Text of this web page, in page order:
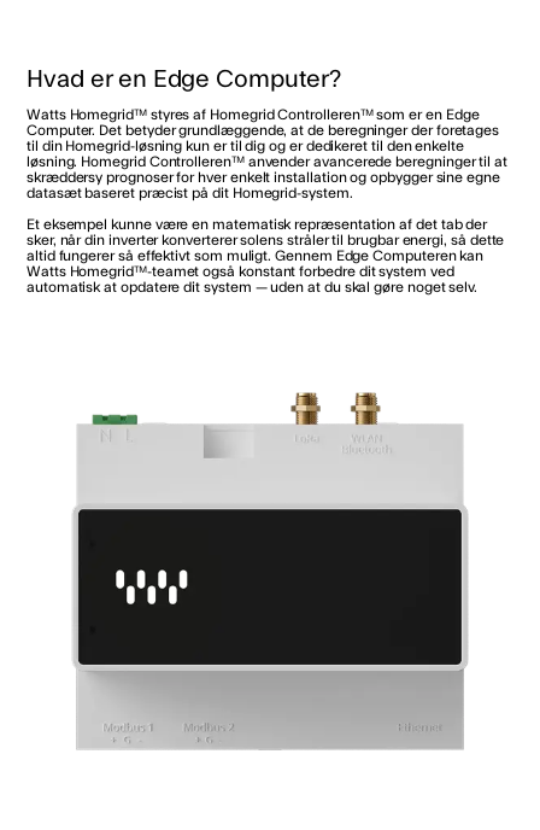
Hvad er en Edge Computer?
Watts Homegrid™ styres af Homegrid Controlleren™ som er en Edge
Computer. Det betyder grundlæggende, at de beregninger der foretages
til din Homegrid-løsning kun er til dig og er dedikeret til den enkelte
løsning. Homegrid Controlleren™ anvender avancerede beregninger til at
skræddersy prognoser for hver enkelt installation og opbygger sine egne
datasæt baseret præcist på dit Homegrid-system.
Et eksempel kunne være en matematisk repræsentation af det tab der
sker, når din inverter konverterer solens stråler til brugbar energi, så dette
altid fungerer så effektivt som muligt. Gennem Edge Computeren kan
Watts Homegrid™-teamet også konstant forbedre dit system ved
automatisk at opdatere dit system — uden at du skal gøre noget selv.